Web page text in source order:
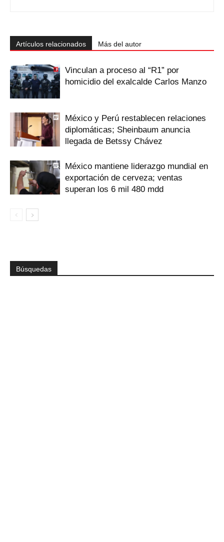
Artículos relacionados Más del autor
Vinculan a proceso al “R1” por
homicidio del exalcalde Carlos Manzo
México y Perú restablecen relaciones
diplomáticas; Sheinbaum anuncia
llegada de Betssy Chávez
México mantiene liderazgo mundial en
exportación de cerveza; ventas
superan los 6 mil 480 mdd
Búsquedas